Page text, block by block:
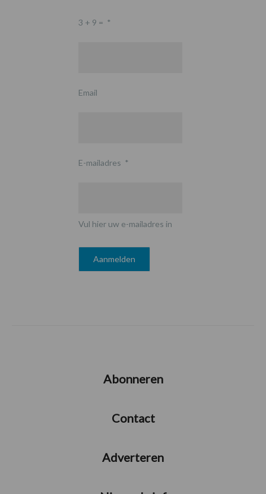
3 + 9 = *
Email
E-mailadres *
Vul hier uw e-mailadres in
Abonneren
Contact
Adverteren